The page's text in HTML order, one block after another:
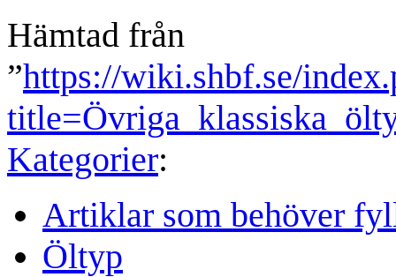
Hämtad från
”https://wiki.shbf.se/
Kategorier:
Artiklar som behöver
Öltyp